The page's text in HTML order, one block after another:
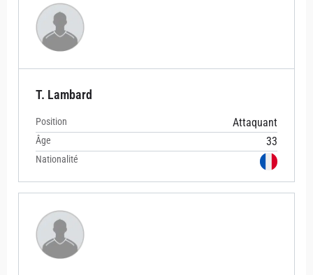
T. Lambard
Position Attaquant
Âge 33
Nationalité